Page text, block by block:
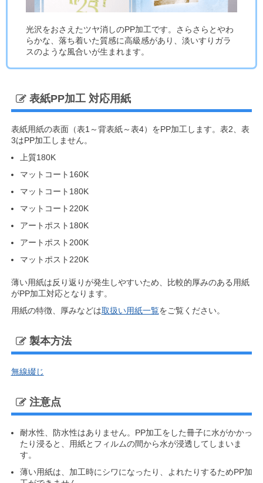
光沢をおさえたツヤ消しのPP加工です。さらさらとやわ
らかな、落ち着いた質感に高級感があり、淡いすりガラ
スのような風合いが生まれます。
表紙PP加工 対応用紙
表紙用紙の表面（表1～背表紙～表4）をPP加工します。表2、表
3はPP加工しません。
上質180K
マットコート160K
マットコート180K
マットコート220K
アートポスト180K
アートポスト200K
マットポスト220K
薄い用紙は反り返りが発生しやすいため、比較的厚みのある用紙
がPP加工対応となります。
用紙の特徴、厚みなどは取扱い用紙一覧をご覧ください。
製本方法
無線綴じ
注意点
耐水性、防水性はありません。PP加工をした冊子に水がかかっ
たり浸ると、用紙とフィルムの間から水が浸透してしまいま
す。
薄い用紙は、加工時にシワになったり、よれたりするためPP加